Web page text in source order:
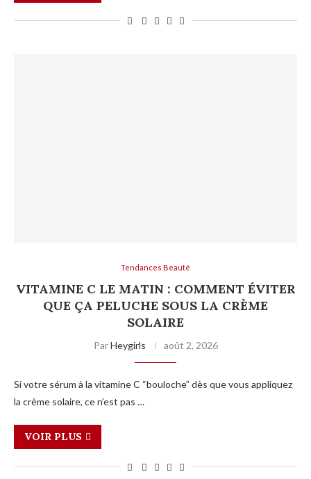
Tendances Beauté
VITAMINE C LE MATIN : COMMENT ÉVITER
QUE ÇA PELUCHE SOUS LA CRÈME
SOLAIRE
ParHeygirls août 2, 2026
Si votre sérum à la vitamine C “bouloche” dès que vous appliquez
la crème solaire, ce n’est pas …
VOIR PLUS